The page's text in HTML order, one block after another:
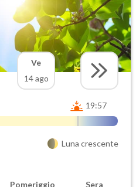
Ve
14 ago
19:57
Luna crescente
Pomeriggio Sera